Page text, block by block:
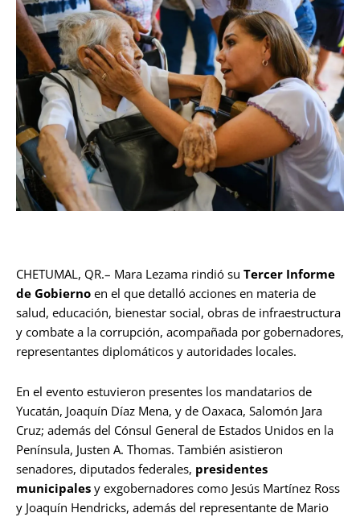
CHETUMAL, QR.– Mara Lezama rindió su Tercer Informe
de Gobierno en el que detalló acciones en materia de
salud, educación, bienestar social, obras de infraestructura
y combate a la corrupción, acompañada por gobernadores,
representantes diplomáticos y autoridades locales.
En el evento estuvieron presentes los mandatarios de
Yucatán, Joaquín Díaz Mena, y de Oaxaca, Salomón Jara
Cruz; además del Cónsul General de Estados Unidos en la
Península, Justen A. Thomas. También asistieron
senadores, diputados federales, presidentes
municipales y exgobernadores como Jesús Martínez Ross
y Joaquín Hendricks, además del representante de Mario